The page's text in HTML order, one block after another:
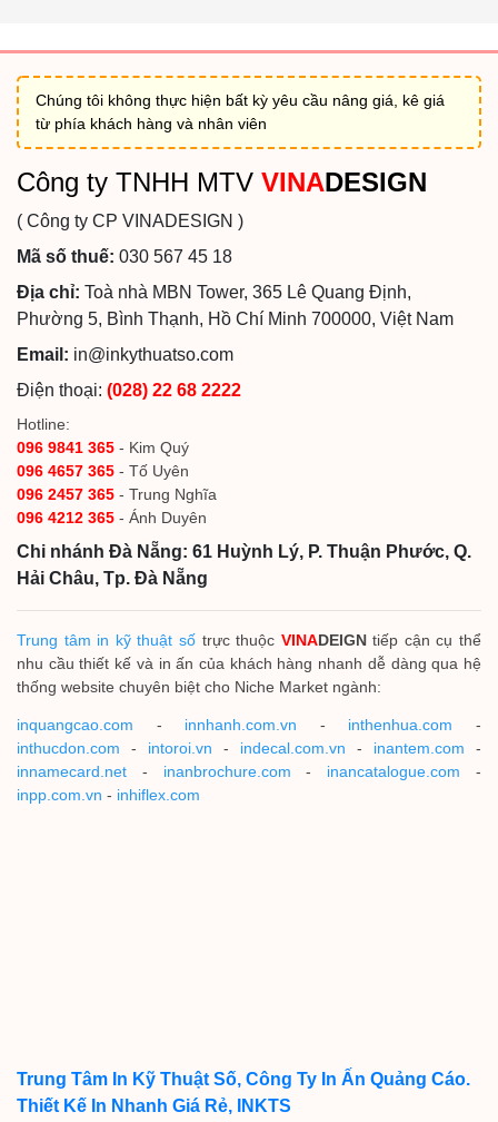
Chúng tôi không thực hiện bất kỳ yêu cầu nâng giá, kê giá
từ phía khách hàng và nhân viên
Công ty TNHH MTV VINADESIGN
( Công ty CP VINADESIGN )
Mã số thuế: 030 567 45 18
Địa chỉ: Toà nhà MBN Tower, 365 Lê Quang Định,
Phường 5, Bình Thạnh, Hồ Chí Minh 700000, Việt Nam
Email: in@inkythuatso.com
Điện thoại: (028) 22 68 2222
Hotline:
096 9841 365 - Kim Quý
096 4657 365 - Tố Uyên
096 2457 365 - Trung Nghĩa
096 4212 365 - Ánh Duyên
Chi nhánh Đà Nẵng: 61 Huỳnh Lý, P. Thuận Phước, Q.
Hải Châu, Tp. Đà Nẵng
Trung tâm in kỹ thuật sốtrực thuộc VINADEIGNtiếp cận cụ thể
nhu cầu thiết kế và in ấn của khách hàng nhanh dễ dàng qua hệ
thống website chuyên biệt cho Niche Market ngành:
inquangcao.com - innhanh.com.vn - inthenhua.com -
inthucdon.com - intoroi.vn - indecal.com.vn - inantem.com -
innamecard.net - inanbrochure.com - inancatalogue.com -
inpp.com.vn - inhiflex.com
Trung Tâm In Kỹ Thuật Số, Công Ty In Ấn Quảng Cáo.
Thiết Kế In Nhanh Giá Rẻ, INKTS